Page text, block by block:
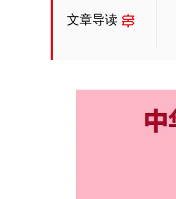
文章导读